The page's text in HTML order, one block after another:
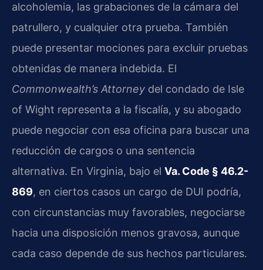
alcoholemia, las grabaciones de la cámara del
patrullero, y cualquier otra prueba. También
puede presentar mociones para excluir pruebas
obtenidas de manera indebida. El
Commonwealth’s Attorney del condado de Isle
of Wight representa a la fiscalía, y su abogado
puede negociar con esa oficina para buscar una
reducción de cargos o una sentencia
alternativa. En Virginia, bajo el Va. Code § 46.2-
869, en ciertos casos un cargo de DUI podría,
con circunstancias muy favorables, negociarse
hacia una disposición menos gravosa, aunque
cada caso depende de sus hechos particulares.